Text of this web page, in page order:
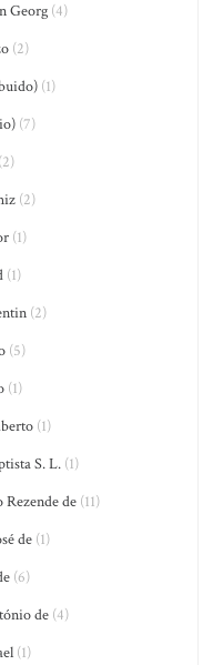
Georg (4)
(2)
(1)
(7)
(2)
(2)
(1)
(1)
(2)
(5)
(1)
(1)
S. L.(1)
Rezende de (11)
de (1)
(6)
de (4)
(1)